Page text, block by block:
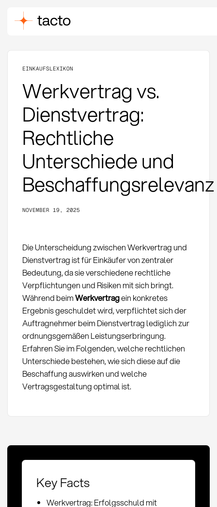
EINKAUFSLEXIKON
Werkvertrag vs.
Dienstvertrag:
Rechtliche
Unterschiede und
Beschaffungsrelevanz
NOVEMBER 19, 2025
Die Unterscheidung zwischen Werkvertrag und
Dienstvertrag ist für Einkäufer von zentraler
Bedeutung, da sie verschiedene rechtliche
Verpflichtungen und Risiken mit sich bringt.
Während beimWerkvertragein konkretes
Ergebnis geschuldet wird, verpflichtet sich der
Auftragnehmer beim Dienstvertrag lediglich zur
ordnungsgemäßen Leistungserbringung.
Erfahren Sie im Folgenden, welche rechtlichen
Unterschiede bestehen, wie sich diese auf die
Beschaffung auswirken und welche
Vertragsgestaltung optimal ist.
Key Facts
Werkvertrag: Erfolgsschuld mit